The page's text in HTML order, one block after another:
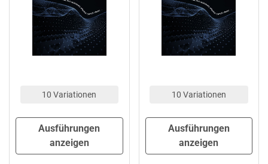
10 Variationen
Ausführungen
anzeigen
10 Variationen
Ausführungen
anzeigen